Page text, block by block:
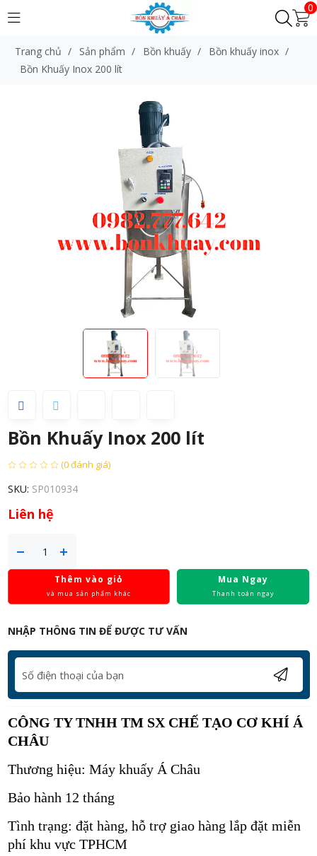
0
Trang chủ / Sản phẩm / Bồn khuấy / Bồn khuấy inox /
Bồn Khuấy Inox 200 lít
Bồn Khuấy Inox 200 lít
(0 đánh giá)
SKU: SP010934
Liên hệ
Thêm vào giỏ
và mua sản phẩm khác
Mua Ngay
Thanh toán ngay
NHẬP THÔNG TIN ĐỂ ĐƯỢC TƯ VẤN
CÔNG TY TNHH TM SX CHẾ TẠO CƠ KHÍ Á
CHÂU
Thương hiệu: Máy khuấy Á Châu
Bảo hành 12 tháng
Tình trạng: đặt hàng, hỗ trợ giao hàng lắp đặt miễn
phí khu vực TPHCM